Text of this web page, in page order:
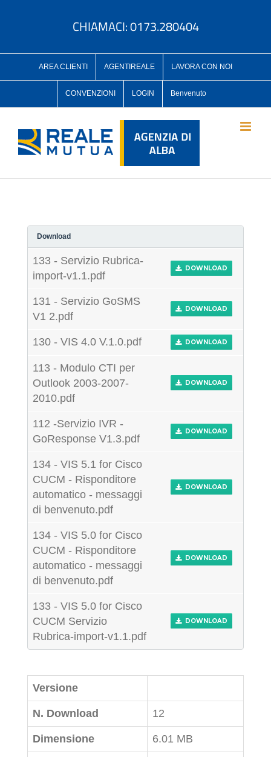
CHIAMACI: 0173.280404
AREA CLIENTI AGENTIREALE LAVORA CON NOI
CONVENZIONI LOGIN Benvenuto
Download
133 - Servizio Rubrica-
import-v1.1.pdf
DOWNLOAD
131 - Servizio GoSMS
V1 2.pdf
DOWNLOAD
130 - VIS 4.0 V.1.0.pdf DOWNLOAD
113 - Modulo CTI per
Outlook 2003-2007-
2010.pdf
DOWNLOAD
112 -Servizio IVR -
GoResponse V1.3.pdf
DOWNLOAD
134 - VIS 5.1 for Cisco
CUCM - Risponditore
automatico - messaggi
di benvenuto.pdf
DOWNLOAD
134 - VIS 5.0 for Cisco
CUCM - Risponditore
automatico - messaggi
di benvenuto.pdf
DOWNLOAD
133 - VIS 5.0 for Cisco
CUCM Servizio
Rubrica-import-v1.1.pdf
DOWNLOAD
Versione
N. Download 12
Dimensione 6.01 MB